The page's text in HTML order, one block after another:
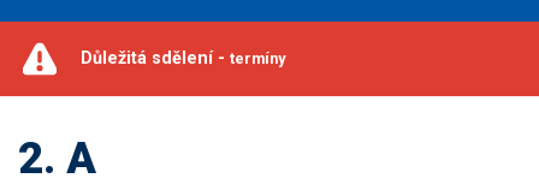
Důležitá sdělení - termíny
2. A